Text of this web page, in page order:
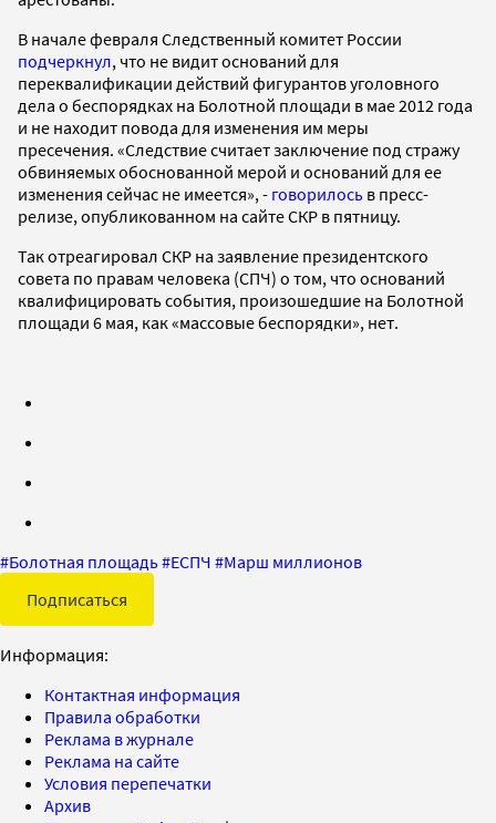
В начале февраля Следственный комитет России
подчеркнул, что не видит оснований для
переквалификации действий фигурантов уголовного
дела о беспорядках на Болотной площади в мае 2012 года
и не находит повода для изменения им меры
пресечения. «Следствие считает заключение под стражу
обвиняемых обоснованной мерой и оснований для ее
изменения сейчас не имеется», - говорилось в пресс-
релизе, опубликованном на сайте СКР в пятницу.
Так отреагировал СКР на заявление президентского
совета по правам человека (СПЧ) о том, что оснований
квалифицировать события, произошедшие на Болотной
площади 6 мая, как «массовые беспорядки», нет.
#Болотная площадь#ЕСПЧ #Марш миллионов
Подписаться
Информация:
Контактная информация
Правила обработки
Реклама в журнале
Реклама на сайте
Условия перепечатки
Архив